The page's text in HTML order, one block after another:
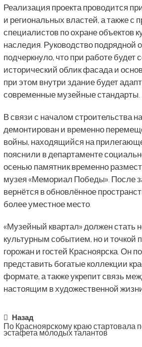
Реализация проекта проводится
и региональных властей, а также с
специалистов по охране объектов
наследия. Руководство подрядной
подчеркнуло, что при работе будет
исторический облик фасада и
при этом внутри здание будет
современные музейные стандарты.
В связи с началом строительства
демонтирован и временно
войны, находящийся на
пояснили в департаменте
осенью памятник временно
музея «Мемориал Победы». После
вернётся в обновлённое
более уместное место.
«Музейный квартал» должен стать
культурным событием, но и точкой
горожан и гостей Красноярска. Он
представить богатые коллекции
формате, а также укрепит связь
настоящим в художественной
Post
navigation
Назад
По Красноярскому краю стартовала
эстафета молодых талантов